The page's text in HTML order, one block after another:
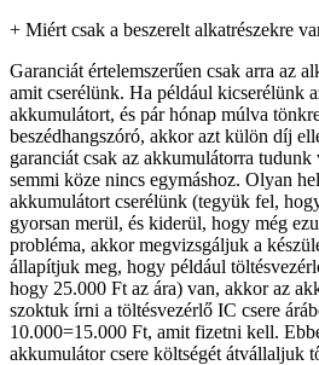
+ Miért csak a beszerelt alkatrészekre
Garanciát értelemszerűen csak arra az
amit cserélünk. Ha például kicserélünk
akkumulátort, és pár hónap múlva
beszédhangszóró, akkor azt külön díj
garanciát csak az akkumulátorra
semmi köze nincs egymáshoz. Olyan
akkumulátort cserélünk (tegyük fel,
gyorsan merül, és kiderül, hogy még
probléma, akkor megvizsgáljuk a
állapítjuk meg, hogy például
hogy 25.000 Ft az ára) van, akkor az
szoktuk írni a töltésvezérlő IC csere
10.000=15.000 Ft, amit fizetni kell.
akkumulátor csere költségét átvállaljuk